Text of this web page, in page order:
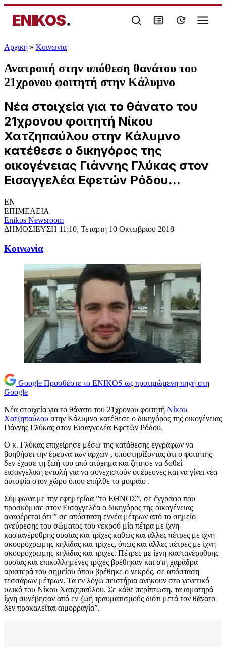
ENIKOS.
Αρχική » Κοινωνία
Ανατροπή στην υπόθεση θανάτου του
21χρονου φοιτητή στην Κάλυμνο
Νέα στοιχεία για το θάνατο του
21χρονου φοιτητή Νίκου
Χατζηπαύλου στην Κάλυμνο
κατέθεσε ο δικηγόρος της
οικογένειας Γιάννης Γλύκας στον
Εισαγγελέα Εφετών Ρόδου...
EN
ΕΠΙΜΕΛΕΙΑ
Enikos Newsroom
ΔΗΜΟΣΙΕΥΣΗ 11:10, Τετάρτη 10 Οκτωβρίου 2018
Κοινωνία
Google Προσθέστε το ENIKOS ως προτιμώμενη πηγή στη
Google
Νέα στοιχεία για το θάνατο του 21χρονου φοιτητή Νίκου
Χατζηπαύλου στην Κάλυμνο κατέθεσε ο δικηγόρος της οικογένειας
Γιάννης Γλύκας στον Εισαγγελέα Εφετών Ρόδου.
Ο κ. Γλύκας επιχείρησε μέσω της κατάθεσης εγγράφων να
βοηθήσει την έρευνα των αρχών , υποστηρίζοντας ότι ο φοιτητής
δεν έχασε τη ζωή του από ατύχημα και ζήτησε να δοθεί
εισαγγελική εντολή για να συνεχιστούν οι έρευνες και να γίνει νέα
αυτοψία στον χώρο όπου επήλθε το μοιραίο .
Σύμφωνα με την εφημερίδα ”το ΕΘΝΟΣ”, σε έγγραφο που
προσκόμισε στον Εισαγγελέα ο δικηγόρος της οικογένειας
αναφέρεται ότι ” σε απόσταση εννέα μέτρων από το σημείο
ανεύρεσης του σώματος του νεκρού μία πέτρα με ίχνη
καστανέρυθρης ουσίας και τρίχες καθώς και άλλες πέτρες με ίχνη
σκουρόχρωμης κηλίδας και τρίχες, όπως και άλλες πέτρες με ίχνη
σκουρόχρωμης κηλίδας και τρίχες. Πέτρες με ίχνη καστανέρυθρης
ουσίας και επικολλημένες τρίχες βρέθηκαν και στη χαράδρα
αριστερά του σημείου όπου βρέθηκε ο νεκρός, σε απόσταση
τεσσάρων μέτρων. Τα εν λόγω πειστήρια ανήκουν στο γενετικό
υλικό του Νίκου Χατζηπαύλου. Σε κάθε περίπτωση, τα αιματηρά
ίχνη συνέβησαν από εν ζωή τραυματισμούς διότι μετά τον θάνατο
δεν προκαλείται αιμορραγία”.